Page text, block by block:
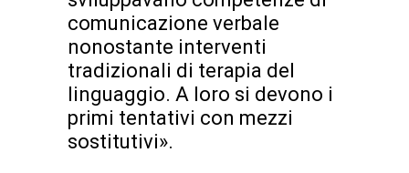
comunicazione verbale
nonostante interventi
tradizionali di terapia del
linguaggio. A loro si devono i
primi tentativi con mezzi
sostitutivi».